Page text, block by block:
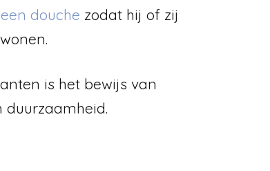
douche zodat hij of zij
is het bewijs van
duurzaamheid.